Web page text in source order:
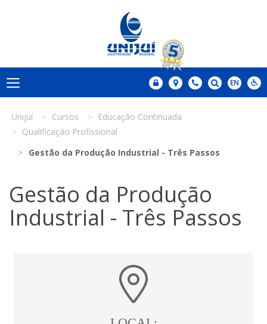
Unijuí Cursos
Educação Continuada
Qualificação Profissional
Gestão da Produção Industrial - Três Passos
Gestão da Produção
Industrial - Três Passos